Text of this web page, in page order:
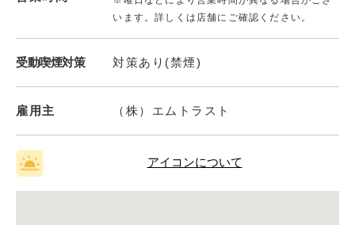
います。詳しくは店舗にご確認ください。
受動喫煙対策 対策あり(禁煙)
雇用主 （株）エムトラスト
アイコンについて